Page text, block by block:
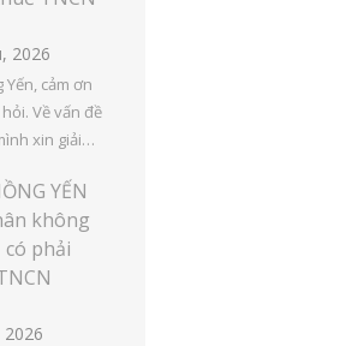
2026
cảm ơn
Về vấn đề
xin giải…
YẾN
không
có phải